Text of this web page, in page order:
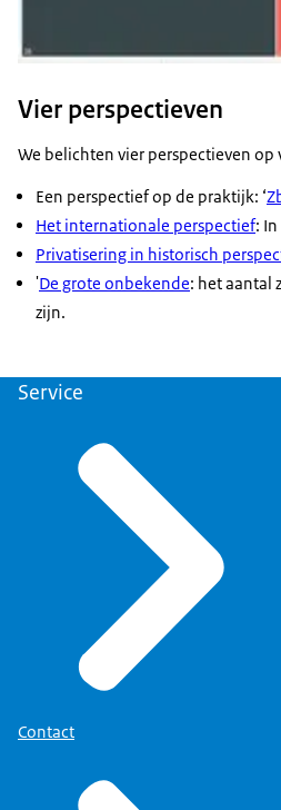
Vier perspectieven
We belichten vier perspectieven op
Een perspectief op de praktijk: ‘
Het internationale perspectief:
Privatisering in historisch
'De grote onbekende: het aantal
zijn.
Service
Contact